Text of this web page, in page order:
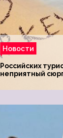
Новости
Российских
неприятный